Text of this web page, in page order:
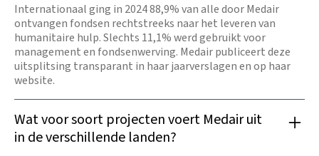
Internationaal ging in 2024 88,9% van alle door Medair
ontvangen fondsen rechtstreeks naar het leveren van
humanitaire hulp. Slechts 11,1% werd gebruikt voor
management en fondsenwerving. Medair publiceert deze
uitsplitsing transparant in haar jaarverslagen en op haar
website.
Wat voor soort projecten voert Medair uit
in de verschillende landen?